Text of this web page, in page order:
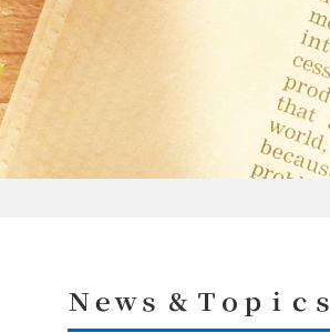
Ｎｅｗｓ ＆ Ｔｏｐｉｃｓ